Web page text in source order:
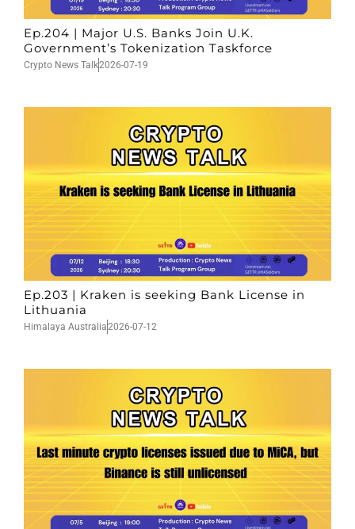
Ep.204 | Major U.S. Banks Join U.K.
Government’s Tokenization Taskforce
Crypto News Talk2026-07-19
Ep.203 | Kraken is seeking Bank License in
Lithuania
Himalaya Australia2026-07-12